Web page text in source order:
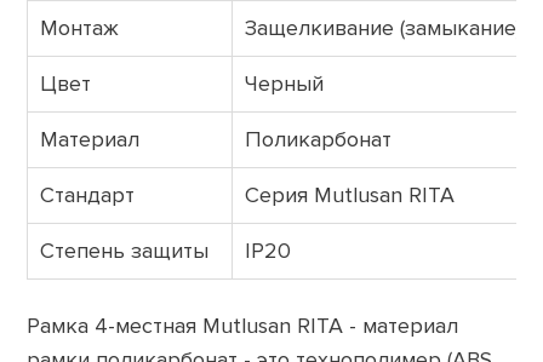
Монтаж Защелкивание (замыкание)
Цвет Черный
Материал Поликарбонат
Стандарт Серия Mutlusan RITA
Cтепень защиты IP20
Рамка 4-местная Mutlusan RITA - материал